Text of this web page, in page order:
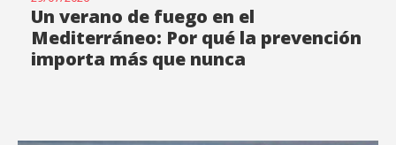
Un verano de fuego en el
Mediterráneo: Por qué la prevención
importa más que nunca